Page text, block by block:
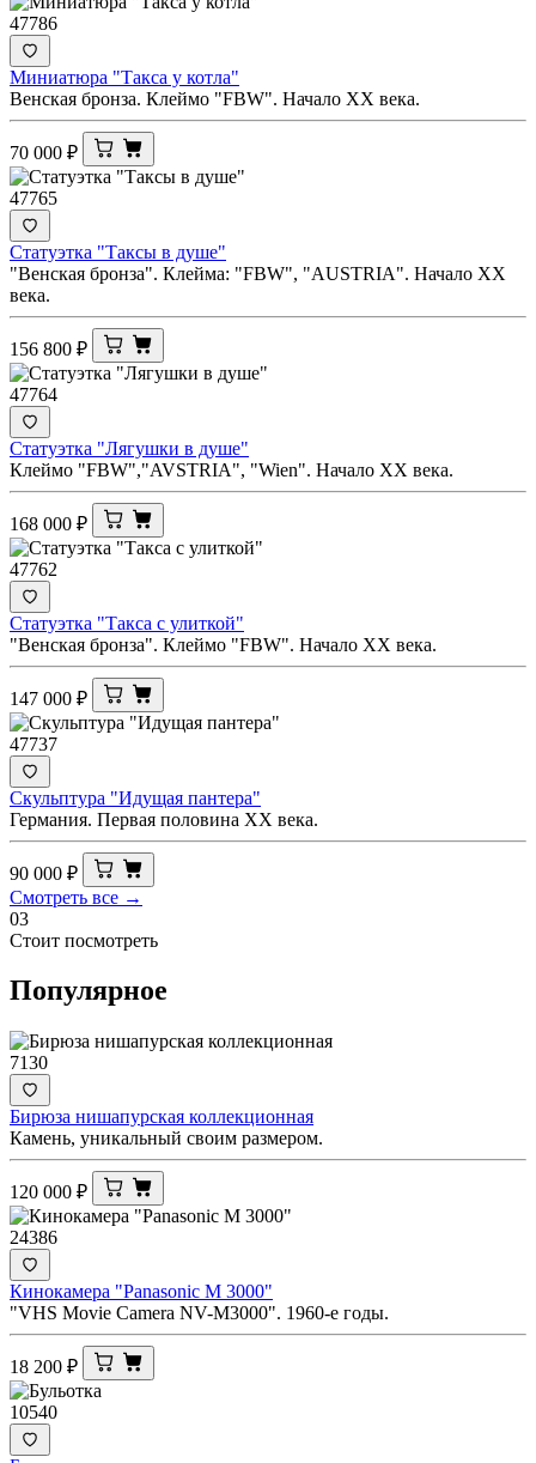
47786
Миниатюра "Такса у котла"
Венская бронза. Клеймо "FBW". Начало ХХ века.
70 000 ₽
47765
Статуэтка "Таксы в душе"
"Венская бронза". Клейма: "FBW", "AUSTRIA". Начало ХХ
века.
156 800 ₽
47764
Статуэтка "Лягушки в душе"
Клеймо "FBW","AVSTRIA", "Wien". Начало ХХ века.
168 000 ₽
47762
Статуэтка "Такса с улиткой"
"Венская бронза". Клеймо "FBW". Начало ХХ века.
147 000 ₽
47737
Скульптура "Идущая пантера"
Германия. Первая половина XX века.
90 000 ₽
Смотреть все →
03
Стоит посмотреть
Популярное
7130
Бирюза нишапурская коллекционная
Камень, уникальный своим размером.
120 000 ₽
24386
Кинокамера "Panasonic M 3000"
"VHS Movie Camera NV-M3000". 1960-е годы.
18 200 ₽
10540